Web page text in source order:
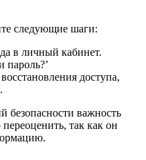
следующие шаги:
в личный кабинет.
пароль?’
доступа,
безопасности важность
так как он